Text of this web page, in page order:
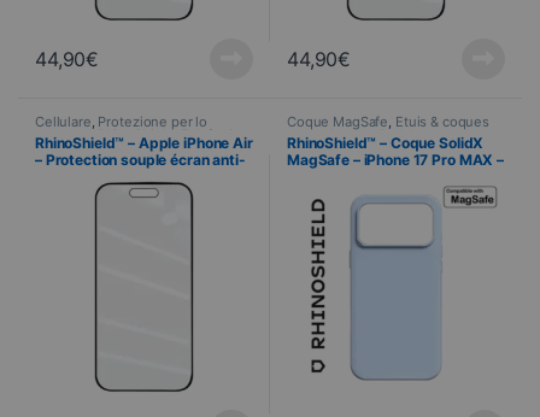
44,90€ 44,90€
Cellulare Protezione per lo
schermo, RhinoShield Telefonia,
Vetri temperati
RhinoShield™ – Apple iPhone Air
– Protection souple écran anti-
+ Applicateur
Coque MagSafe Étuis & coques
smartphones, Cellulare
RhinoShield,Telefonia
RhinoShield™ – Coque SolidX
MagSafe – iPhone 17 Pro MAX –